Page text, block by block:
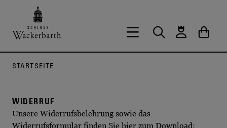
Zurück zur Startseite vom Onlineshop
Hauptnavigation öffnen
Suche
STARTSEITE
WIDERRUF
Unsere Widerrufsbelehrung sowie das
Widerrufsformular finden Sie hier zum Download: